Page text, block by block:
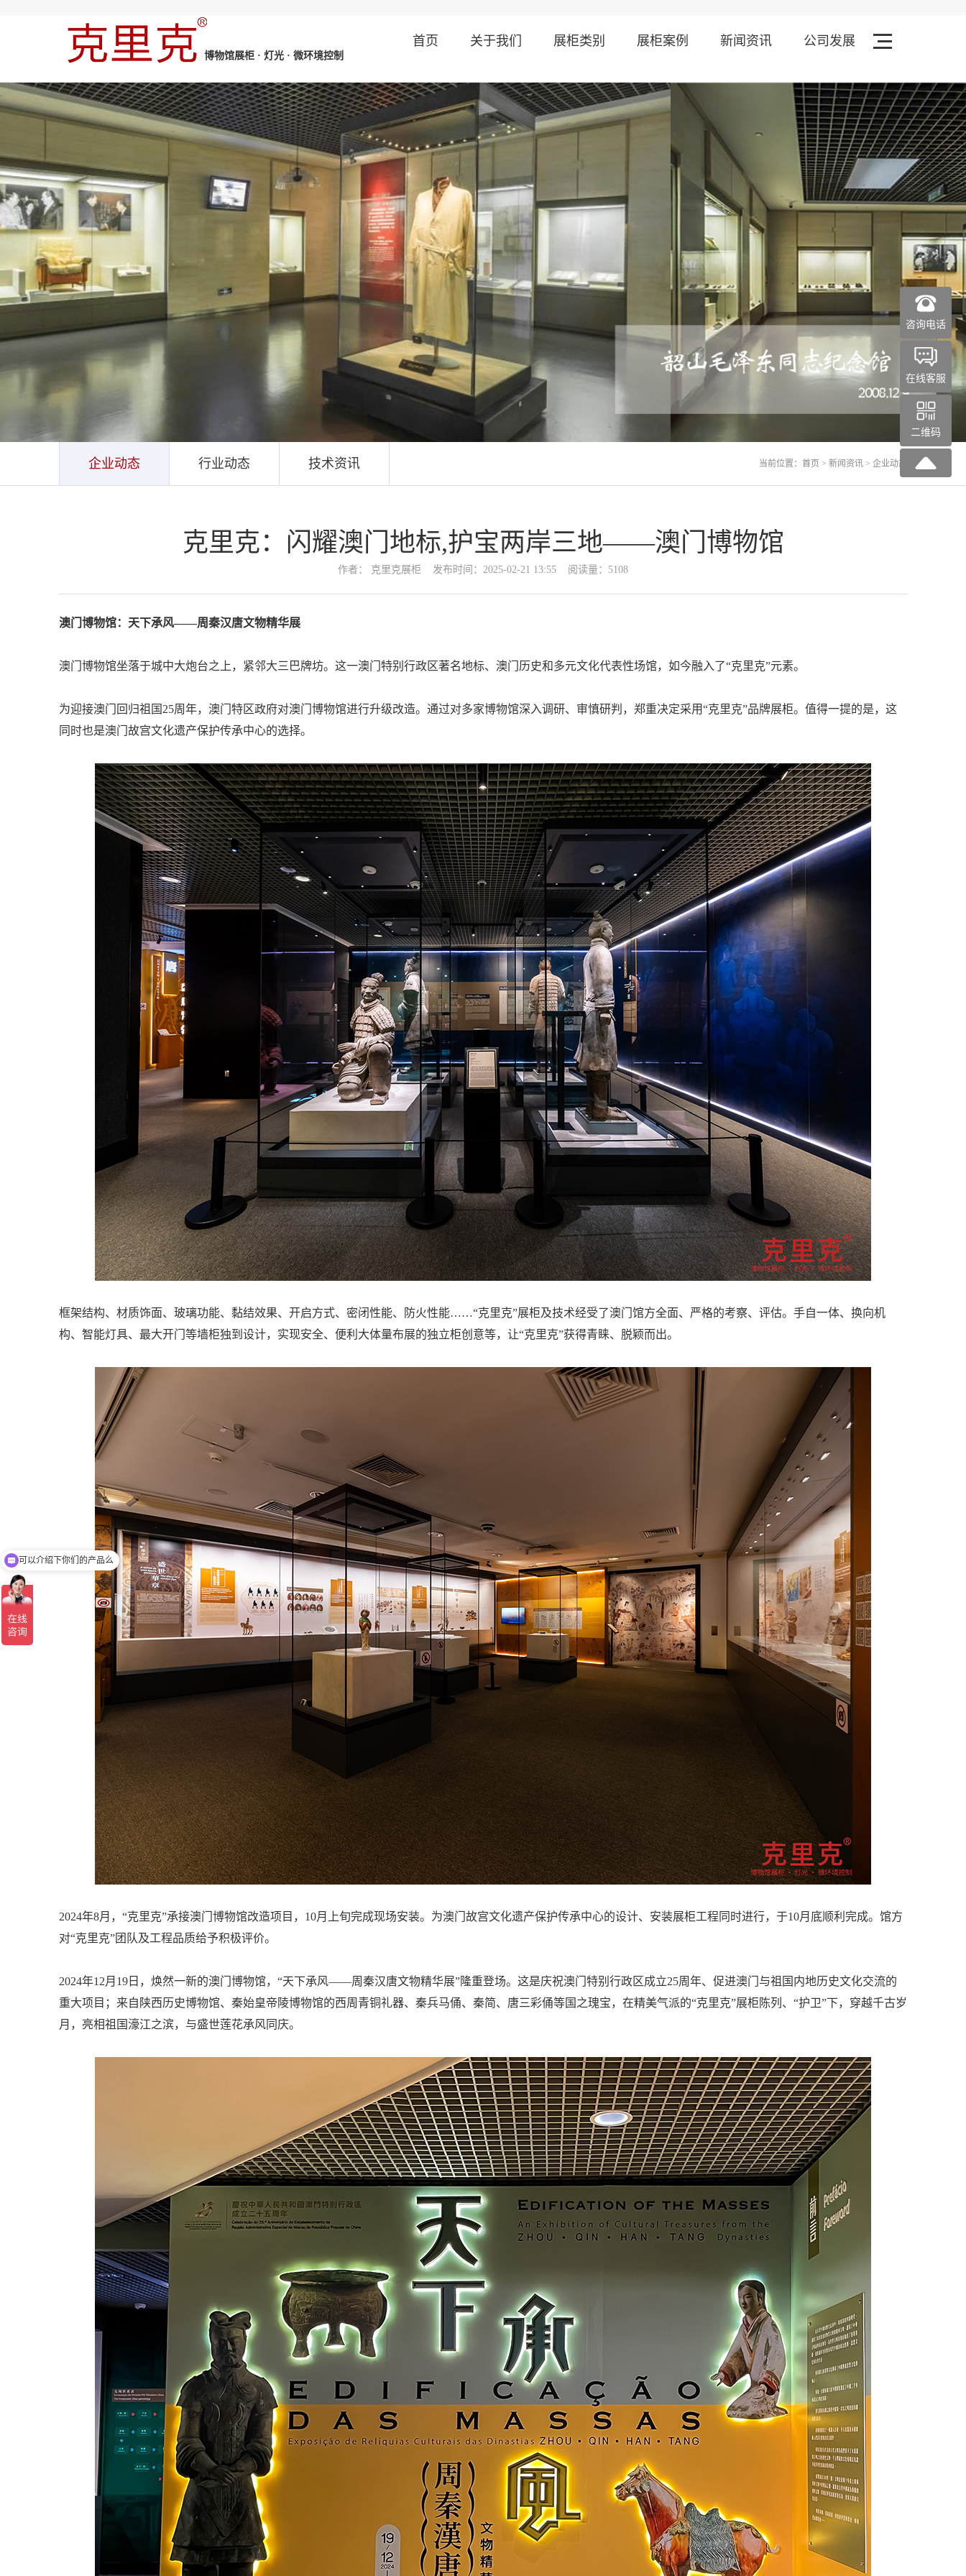
博物馆展柜 · 灯光 · 微环境控制
首页 关于我们 展柜类别 展柜案例 新闻资讯 公司发展
企业动态 行业动态 技术资讯 当前位置： 首页 > 新闻资讯 > 企业动态
克里克：闪耀澳门地标,护宝两岸三地——澳门博物馆
作者： 克里克展柜 发布时间：2025-02-21 13:55 阅读量：5108
澳门博物馆：天下承风——周秦汉唐文物精华展
澳门博物馆坐落于城中大炮台之上，紧邻大三巴牌坊。这一澳门特别行政区著名地标、澳门历史和多元文化代表性场馆，如今融入了“克里克”元素。
为迎接澳门回归祖国25周年，澳门特区政府对澳门博物馆进行升级改造。通过对多家博物馆深入调研、审慎研判，郑重决定采用“克里克”品牌展柜。值得一提的是，这
同时也是澳门故宫文化遗产保护传承中心的选择。
框架结构、材质饰面、玻璃功能、黏结效果、开启方式、密闭性能、防火性能……“克里克”展柜及技术经受了澳门馆方全面、严格的考察、评估。手自一体、换向机
构、智能灯具、最大开门等墙柜独到设计，实现安全、便利大体量布展的独立柜创意等，让“克里克”获得青睐、脱颖而出。
2024年8月，“克里克”承接澳门博物馆改造项目，10月上旬完成现场安装。为澳门故宫文化遗产保护传承中心的设计、安装展柜工程同时进行，于10月底顺利完成。馆方
对“克里克”团队及工程品质给予积极评价。
2024年12月19日，焕然一新的澳门博物馆，“天下承风——周秦汉唐文物精华展”隆重登场。这是庆祝澳门特别行政区成立25周年、促进澳门与祖国内地历史文化交流的
重大项目；来自陕西历史博物馆、秦始皇帝陵博物馆的西周青铜礼器、秦兵马俑、秦简、唐三彩俑等国之瑰宝，在精美气派的“克里克”展柜陈列、“护卫”下，穿越千古岁
月，亮相祖国濠江之滨，与盛世莲花承风同庆。
咨询电话
在线客服
二维码
你们是怎么收费的呢